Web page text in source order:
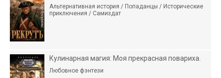
Альтернативная история / Попаданцы / Исторические
приключения / Самиздат
Кулинарная магия: Моя прекрасная повариха.
Любовное фэнтези